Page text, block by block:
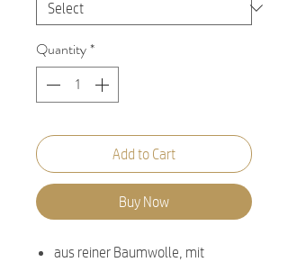
Quantity*
Add to Cart
Buy Now
aus reiner Baumwolle, mit